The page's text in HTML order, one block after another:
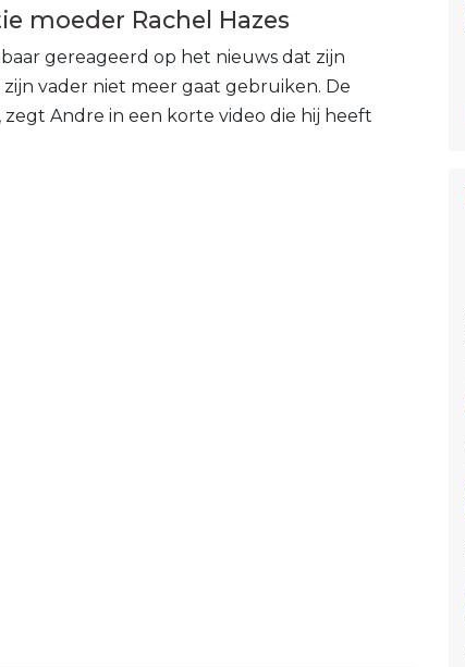
moeder Rachel Hazes
gereageerd op het nieuws dat zijn
vader niet meer gaat gebruiken. De
zegt Andre in een korte video die hij heeft